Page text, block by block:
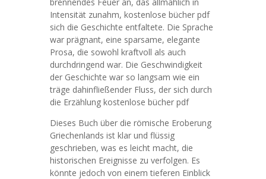
Intensität zunahm, kostenlose bücher pdf
sich die Geschichte entfaltete. Die Sprache
war prägnant, eine sparsame, elegante
Prosa, die sowohl kraftvoll als auch
durchdringend war. Die Geschwindigkeit
der Geschichte war so langsam wie ein
träge dahinfließender Fluss, der sich durch
die Erzählung kostenlose bücher pdf
Dieses Buch über die römische Eroberung
Griechenlands ist klar und flüssig
geschrieben, was es leicht macht, die
historischen Ereignisse zu verfolgen. Es
könnte jedoch von einem tieferen Einblick